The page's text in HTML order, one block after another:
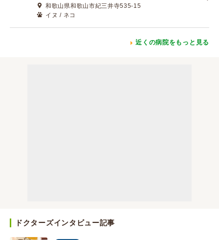
和歌山県和歌山市紀三井寺535-15
イヌ / ネコ
近くの病院をもっと見る
ドクターズインタビュー記事